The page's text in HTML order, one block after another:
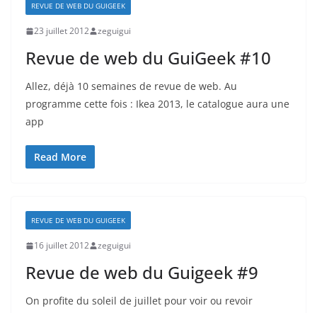
REVUE DE WEB DU GUIGEEK
23 juillet 2012 zeguigui
Revue de web du GuiGeek #10
Allez, déjà 10 semaines de revue de web. Au
programme cette fois : Ikea 2013, le catalogue aura une
app
Read More
REVUE DE WEB DU GUIGEEK
16 juillet 2012 zeguigui
Revue de web du Guigeek #9
On profite du soleil de juillet pour voir ou revoir